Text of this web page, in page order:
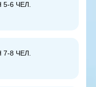
6 ЧЕЛ.
8 ЧЕЛ.